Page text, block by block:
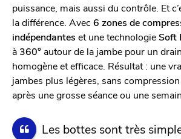
puissance, mais aussi du contrôle. Et
la différence. Avec6 zones de
indépendantes et une technologieSoft
à 360° autour de la jambe pour un
homogène et efficace. Résultat : une
jambes plus légères, sans
après une grosse séance ou une
Les bottes sont très